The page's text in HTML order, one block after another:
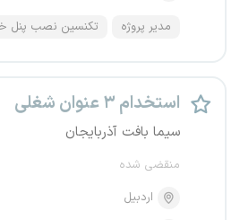
مدیر پروژه تکنسین نصب پنل
استخدام ۳ عنوان شغلی
سیما بافت آذربایجان
منقضی شده
اردبیل